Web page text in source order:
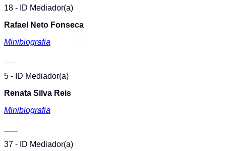
18 - ID Mediador(a)
Rafael Neto Fonseca
Minibiografia
5 - ID Mediador(a)
Renata Silva Reis
Minibiografia
37 - ID Mediador(a)